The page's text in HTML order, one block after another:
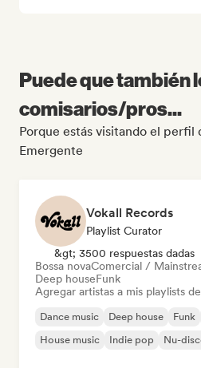
Puede que también
comisarios/pros...
Porque estás visitando el perfil
Emergente
Vokall Records
Playlist Curator
&gt; 3500 respuestas dadas
Bossa novaComercial /
Deep houseFunk
Agregar artistas a mis playlists
Dance music Deep house Funk
House music
Indie pop Nu-